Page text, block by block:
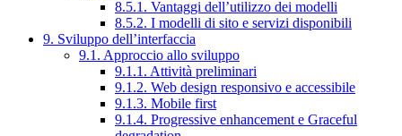
8.5.1. Vantaggi dell’utilizzo dei modelli
8.5.2. I modelli di sito e servizi disponibili
9. Sviluppo dell’interfaccia
9.1. Approccio allo sviluppo
9.1.1. Attività preliminari
9.1.2. Web design responsivo e accessibile
9.1.3. Mobile first
9.1.4. Progressive enhancement e Graceful